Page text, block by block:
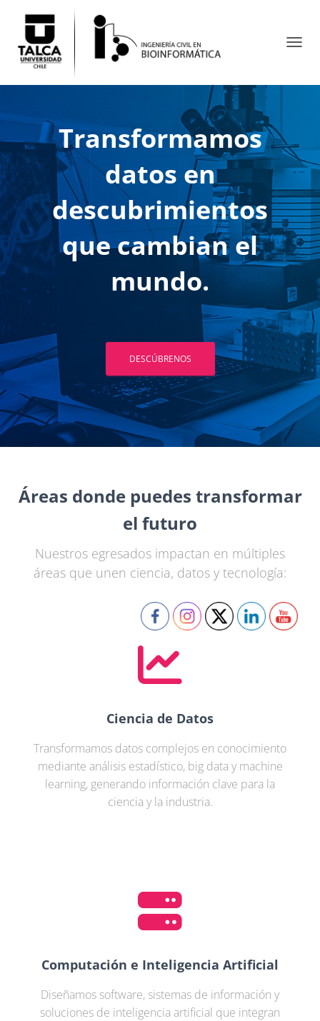
Transformamos
datos en
descubrimientos
que cambian el
mundo.
DESCÚBRENOS
Áreas donde puedes transformar
el futuro
Nuestros egresados impactan en múltiples
áreas que unen ciencia, datos y tecnología:
Ciencia de Datos
Transformamos datos complejos en conocimiento
mediante análisis estadístico, big data y machine
learning, generando información clave para la
ciencia y la industria.
Computación e Inteligencia Artificial
Diseñamos software, sistemas de información y
soluciones de inteligencia artificial que integran